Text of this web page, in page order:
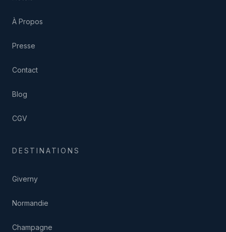
À Propos
Presse
Contact
Blog
CGV
DESTINATIONS
Giverny
Normandie
Champagne